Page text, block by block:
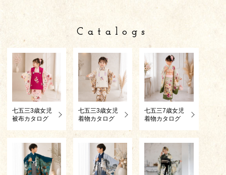
Catalogs
七五三3歳女児
被布カタログ
七五三3歳女児
着物カタログ
七五三7歳女児
着物カタログ